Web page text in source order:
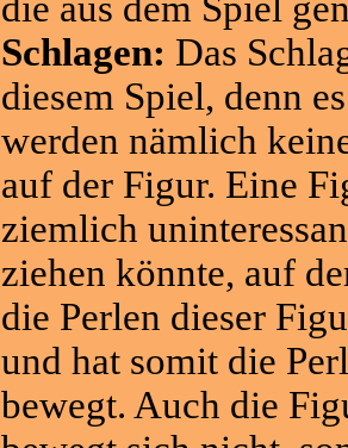
Schlagen: Das
diesem Spiel, denn
werden nämlich
auf der Figur. Eine
ziemlich
ziehen könnte, auf
die Perlen dieser
und hat somit die
bewegt. Auch die